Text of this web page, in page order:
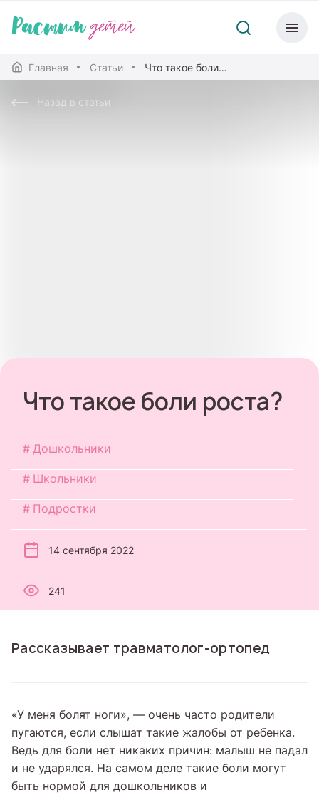
Главная Статьи Что такое боли роста?
Назад в статьи
Что такое боли роста?
Дошкольники
Школьники
Подростки
14 сентября 2022
241
Рассказывает травматолог-ортопед
«У меня болят ноги», — очень часто родители
пугаются, если слышат такие жалобы от ребенка.
Ведь для боли нет никаких причин: малыш не падал
и не ударялся. На самом деле такие боли могут
быть нормой для дошкольников и